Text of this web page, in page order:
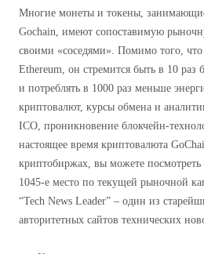
Многие монеты и токены,
Gochain, имеют сопоставимую
своими «соседями». Помимо того,
Ethereum, он стремится быть в 10 раз
и потреблять в 1000 раз меньше
криптовалют, курсы обмена и
ICO, проникновение блокчейн-
настоящее время криптовалюта
криптобиржах, вы можете посмотреть
1045-е место по текущей рыночной
“Tech News Leader” – один из
авторитетных сайтов технических